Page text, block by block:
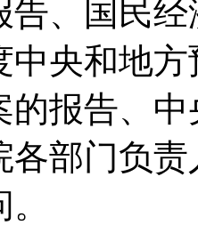
告、国民
中央和地
的报告、
各部门负
。